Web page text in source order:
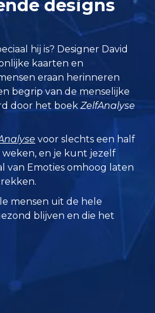
designs
hij is? Designer David
kaarten en
eraan herinneren
begrip van de menselijke
door het boekZelfAnalyse
voor slechts een half
en je kunt jezelf
van Emoties omhoog laten
mensen uit de hele
blijven en die het